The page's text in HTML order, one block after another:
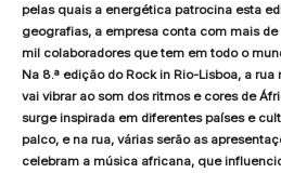
pelas quais a energética patrocina esta
geografias, a empresa conta com mais
mil colaboradores que tem em todo o
Na 8.ª edição do Rock in Rio-Lisboa, a
vai vibrar ao som dos ritmos e cores de
surge inspirada em diferentes países e
palco, e na rua, várias serão as
celebram a música africana, que